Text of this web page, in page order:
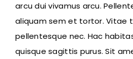
arcu dui vivamus arcu.
aliquam sem et tortor. Vitae
pellentesque nec. Hac
quisque sagittis purus. Sit